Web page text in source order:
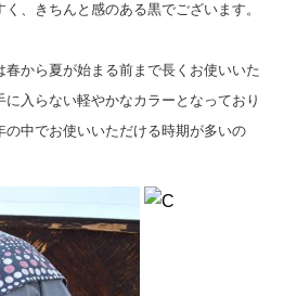
、きちんと感のある黒でございます。
から夏が始まる前まで長くお使いいた
入らない軽やかなカラーとなっており
の中でお使いいただける時期が多いの